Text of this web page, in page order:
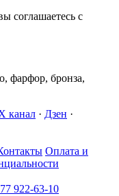
соглашаетесь с
фарфор, бронза,
канал · Дзен ·
Оплата и
922-63-10